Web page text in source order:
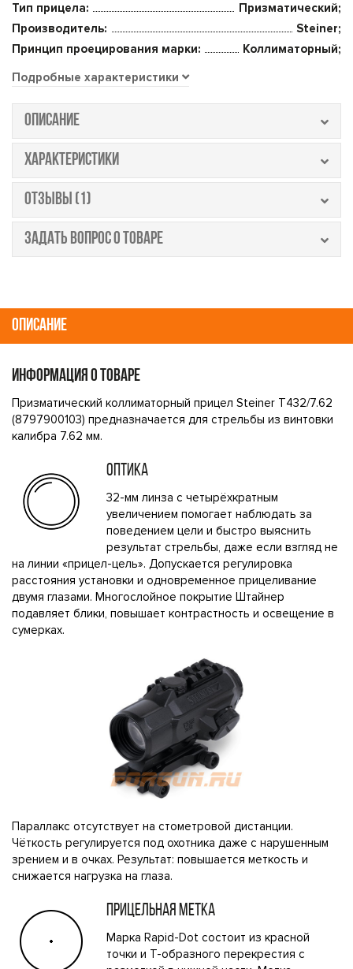
Тип прицела:
Призматический;
Производитель:
Steiner;
Принцип проецирования марки:
Коллиматорный;
Подробные характеристики
ОПИСАНИЕ
ХАРАКТЕРИСТИКИ
ОТЗЫВЫ (1)
ЗАДАТЬ ВОПРОС О ТОВАРЕ
ОПИСАНИЕ
ИНФОРМАЦИЯ О ТОВАРЕ
Призматический коллиматорный прицел Steiner T432/7.62
(8797900103) предназначается для стрельбы из винтовки
калибра 7.62 мм.
ОПТИКА
32-мм линза с четырёхкратным
увеличением помогает наблюдать за
поведением цели и быстро выяснить
результат стрельбы, даже если взгляд не
на линии «прицел-цель». Допускается регулировка
расстояния установки и одновременное прицеливание
двумя глазами. Многослойное покрытие Штайнер
подавляет блики, повышает контрастность и освещение в
сумерках.
Параллакс отсутствует на стометровой дистанции.
Чёткость регулируется под охотника даже с нарушенным
зрением и в очках. Результат: повышается меткость и
снижается нагрузка на глаза.
ПРИЦЕЛЬНАЯ МЕТКА
Марка Rapid-Dot состоит из красной
точки и Т-образного перекрестия с